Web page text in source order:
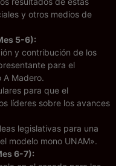
y otros medios de
5-6):
y contribución de los
para el
A Madero.
para que el
líderes sobre los avances
legislativas para una
modelo mono UNAM».
6-7):